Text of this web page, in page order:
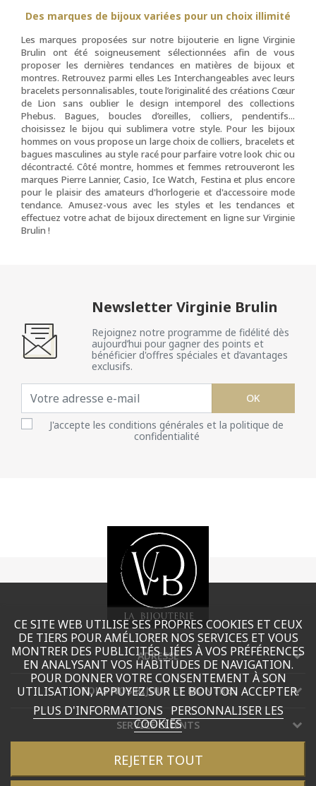
Des marques de bijoux variées pour un choix illimité
Les marques proposées sur notre bijouterie en ligne Virginie
Brulin ont été soigneusement sélectionnées afin de vous
proposer les dernières tendances en matières de bijoux et
montres. Retrouvez parmi elles Les Interchangeables avec leurs
bracelets personnalisables, toute l’originalité des créations Cœur
de Lion sans oublier le design intemporel des collections
Phebus. Bagues, boucles d’oreilles, colliers, pendentifs...
choisissez le bijou qui sublimera votre style. Pour les bijoux
hommes on vous propose un large choix de colliers, bracelets et
bagues masculines au style racé pour parfaire votre look chic ou
décontracté. Côté montre, hommes et femmes retrouveront les
marques Pierre Lannier, Casio, Ice Watch, Festina et plus encore
pour le plaisir des amateurs d'horlogerie et d'accessoire mode
tendance. Amusez-vous avec les styles et les tendances et
effectuez votre achat de bijoux directement en ligne sur Virginie
Brulin !
Newsletter Virginie Brulin
Rejoignez notre programme de fidélité dès
aujourd’hui pour gagner des points et
bénéficier d'offres spéciales et d’avantages
exclusifs.
OK
J'accepte les conditions générales et la politique de
confidentialité
ADRESSE
TOUS NOS BIJOUX ET MONTRES
SERVICE CLIENTS
CONTACT
CE SITE WEB UTILISE SES PROPRES COOKIES ET CEUX
DE TIERS POUR AMÉLIORER NOS SERVICES ET VOUS
MONTRER DES PUBLICITÉS LIÉES À VOS PRÉFÉRENCES
EN ANALYSANT VOS HABITUDES DE NAVIGATION.
POUR DONNER VOTRE CONSENTEMENT À SON
UTILISATION, APPUYEZ SUR LE BOUTON ACCEPTER.
PLUS D'INFORMATIONS PERSONNALISER LES
COOKIES
REJETER TOUT